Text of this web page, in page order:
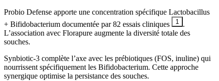
Probio Defense apporte une concentration spécifique Lactobacillus
+ Bifidobacterium documentée par 82 essais cliniques
1
.
L’association avec Florapure augmente la diversité totale des
souches.
Synbiotic-3 complète l’axe avec les prébiotiques (FOS, inuline) qui
nourrissent spécifiquement les Bifidobacterium. Cette approche
synergique optimise la persistance des souches.